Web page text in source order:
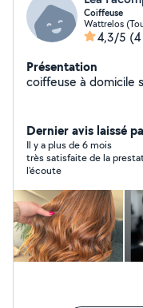
Coiffeuse
Wattrelos
4,3/5
Présentation
coiffeuse à domicile
Dernier avis laissé
Il y a plus de 6 mois
très satisfaite de la
l'écoute